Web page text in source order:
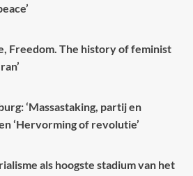
Freedom. The history of feminist
‘Massastaking, partij en
‘Hervorming of revolutie’
als hoogste stadium van het